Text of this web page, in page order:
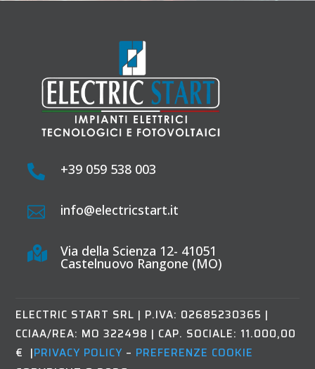
 +39 059 538 003
 info@electricstart.it
 Via della Scienza 12- 41051
Castelnuovo Rangone (MO)
ELECTRIC START SRL | P.IVA: 02685230365 |
CCIAA/REA: MO 322498 | CAP. SOCIALE: 11.000,00
€ |PRIVACY POLICY – PREFERENZE COOKIE